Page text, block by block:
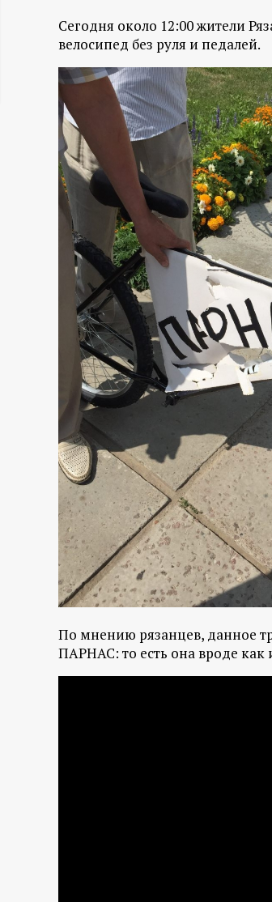
ц
и
о
н
н
ы
т
а
л
Сегодня около 12:00 жители
велосипед без руля и педалей.
По мнению рязанцев, данное
ПАРНАС: то есть она вроде как